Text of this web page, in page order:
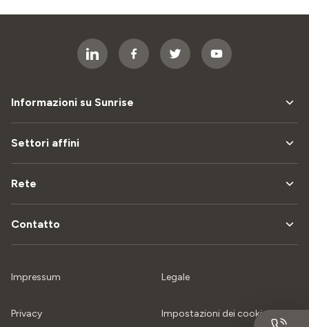
Informazioni su Sunrise
Settori affini
Rete
Contatto
Impressum Legale
Privacy Impostazioni dei cookie